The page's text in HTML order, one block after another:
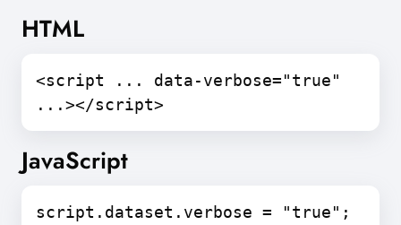
HTML
<script ... data-verbose="true"
...></script>
JavaScript
script.dataset.verbose = "true";